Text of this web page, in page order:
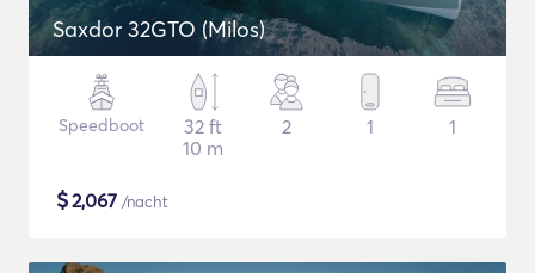
Saxdor 32GTO (Milos)
Speedboot
32 ft
10 m
2 1 1
$2,067 /nacht